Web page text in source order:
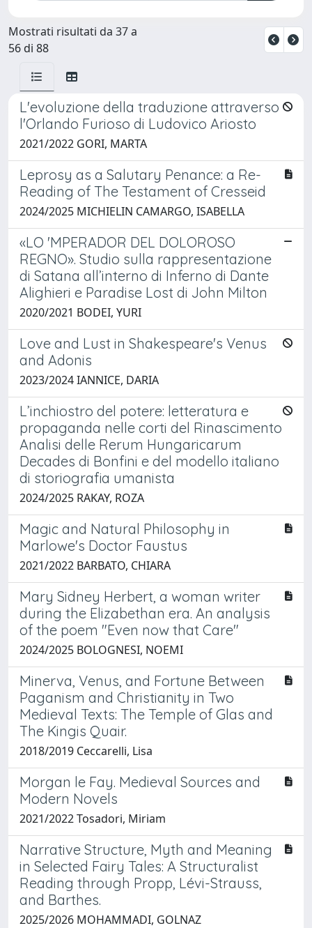
Mostrati risultati da 37 a
56 di 88
L'evoluzione della traduzione attraverso
l'Orlando Furioso di Ludovico Ariosto
2021/2022 GORI, MARTA
Leprosy as a Salutary Penance: a Re-
Reading of The Testament of Cresseid
2024/2025 MICHIELIN CAMARGO, ISABELLA
«LO 'MPERADOR DEL DOLOROSO
REGNO». Studio sulla rappresentazione
di Satana all’interno di Inferno di Dante
Alighieri e Paradise Lost di John Milton
2020/2021 BODEI, YURI
Love and Lust in Shakespeare's Venus
and Adonis
2023/2024 IANNICE, DARIA
L’inchiostro del potere: letteratura e
propaganda nelle corti del Rinascimento
Analisi delle Rerum Hungaricarum
Decades di Bonfini e del modello italiano
di storiografia umanista
2024/2025 RAKAY, ROZA
Magic and Natural Philosophy in
Marlowe's Doctor Faustus
2021/2022 BARBATO, CHIARA
Mary Sidney Herbert, a woman writer
during the Elizabethan era. An analysis
of the poem "Even now that Care"
2024/2025 BOLOGNESI, NOEMI
Minerva, Venus, and Fortune Between
Paganism and Christianity in Two
Medieval Texts: The Temple of Glas and
The Kingis Quair.
2018/2019 Ceccarelli, Lisa
Morgan le Fay. Medieval Sources and
Modern Novels
2021/2022 Tosadori, Miriam
Narrative Structure, Myth and Meaning
in Selected Fairy Tales: A Structuralist
Reading through Propp, Lévi-Strauss,
and Barthes.
2025/2026 MOHAMMADI, GOLNAZ